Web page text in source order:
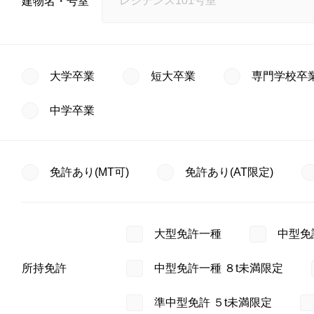
大学卒業 短大卒業 専門学校卒
中学卒業
免許あり(MT可) 免許あり(AT限定)
所持免許
大型免許一種 中型免
中型免許一種 ８t未満限定
準中型免許 ５t未満限定